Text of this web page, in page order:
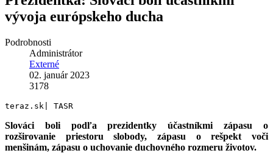
vývoja európskeho ducha
Podrobnosti
Administrátor
Externé
02. január 2023
3178
teraz.sk| TASR
Slováci boli podľa prezidentky účastníkmi zápasu o
rozširovanie priestoru slobody, zápasu o rešpekt voči
menšinám, zápasu o uchovanie duchovného rozmeru životov.